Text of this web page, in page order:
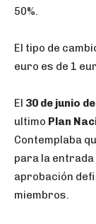
50%.
El tipo de
euro es de 1
El 30 de junio
ultimo Plan
Contemplaba
para la entrada
aprobación
miembros.